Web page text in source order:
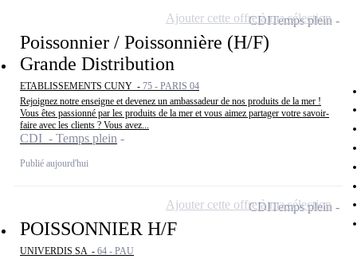
Poissonnier / Poissonnière (H/F)
Grande Distribution
ETABLISSEMENTS CUNY - 75 - PARIS 04
Rejoignez notre enseigne et devenez un ambassadeur de nos produits de la mer !
Vous êtes passionné par les produits de la mer et vous aimez partager votre savoir-
faire avec les clients ? Vous avez...
CDI - Temps plein
Publié aujourd'hui
CDITemps plein
Ajouter cette offre à ma sélection
POISSONNIER H/F
UNIVERDIS SA - 64 - PAU
CDITemps plein
Ajouter cette offre à ma sélection